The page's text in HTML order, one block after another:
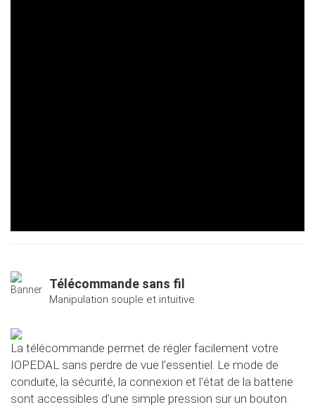
Télécommande sans fil
Manipulation souple et intuitive
La télécommande permet de régler facilement votre
IOPEDAL sans perdre de vue l'essentiel. Le mode de
conduite, la sécurité, la connexion et l'état de la batterie
sont accessibles d'une simple pression sur un bouton.